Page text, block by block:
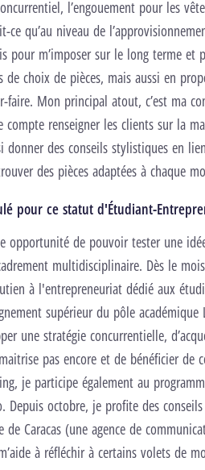
l’engouement pour les
ce qu’au niveau de
pour m’imposer sur le long terme
de choix de pièces, mais aussi en
faire. Mon principal atout, c’est ma
compte renseigner les clients sur la
donner des conseils stylistiques en
des pièces adaptées à chaque
pour ce statut d'Étudiant-
opportunité de pouvoir tester une
multidisciplinaire. Dès le
à l'entrepreneuriat dédié aux
supérieur du pôle académique
une stratégie concurrentielle,
pas encore et de bénéficier de
je participe également au
Depuis octobre, je profite des
Caracas (une agence de
à réfléchir à certains volets de